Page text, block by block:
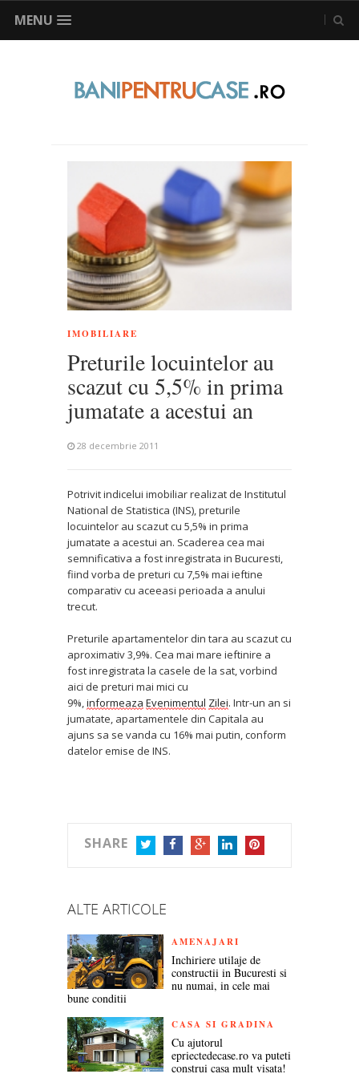
MENU
IMOBILIARE
Preturile locuintelor au
scazut cu 5,5% in prima
jumatate a acestui an
28 decembrie 2011
Potrivit indicelui imobiliar realizat de Institutul
National de Statistica (INS), preturile
locuintelor au scazut cu 5,5% in prima
jumatate a acestui an. Scaderea cea mai
semnificativa a fost inregistrata in Bucuresti,
fiind vorba de preturi cu 7,5% mai ieftine
comparativ cu aceeasi perioada a anului
trecut.
Preturile apartamentelor din tara au scazut cu
aproximativ 3,9%. Cea mai mare ieftinire a
fost inregistrata la casele de la sat, vorbind
aici de preturi mai mici cu
9%,informeaza Evenimentul Zilei. Intr-un an si
jumatate, apartamentele din Capitala au
ajuns sa se vanda cu 16% mai putin, conform
datelor emise de INS.
SHARE
ALTE ARTICOLE
AMENAJARI
Inchiriere utilaje de
constructii in Bucuresti si
nu numai, in cele mai
bune conditii
CASA SI GRADINA
Cu ajutorul
epriectedecase.ro va puteti
construi casa mult visata!